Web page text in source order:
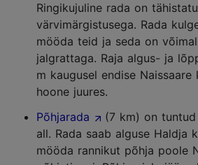
Ringikujuline rada on
värvimärgistusega. Rada
mööda teid ja seda on
jalgrattaga. Raja algus- ja
m kaugusel endise Naissaare
hoone juures.
Põhjarada
(7 km) on
all. Rada saab alguse Haldja
mööda rannikut põhja poole